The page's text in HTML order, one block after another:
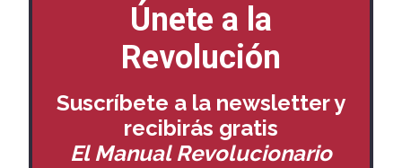
Únete a la
Revolución
Suscríbete a la newsletter y
recibirás gratis
El Manual Revolucionario